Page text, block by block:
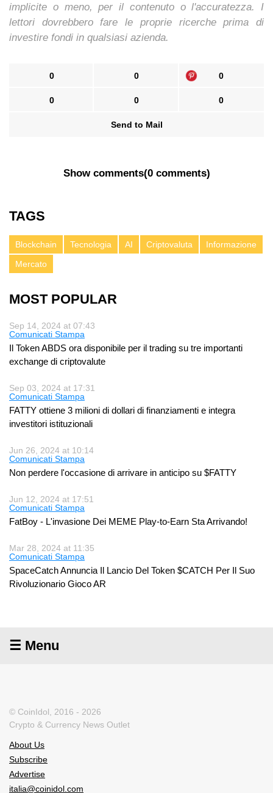
implicite o meno, per il contenuto o l'accuratezza. I
lettori dovrebbero fare le proprie ricerche prima di
investire fondi in qualsiasi azienda.
0 0 0
0 0 0
Send to Mail
Show comments(0 comments)
TAGS
Blockchain Tecnologia AI Criptovaluta
Informazione
Mercato
MOST POPULAR
Sep 14, 2024 at 07:43
Comunicati Stampa
Il Token ABDS ora disponibile per il trading su tre importanti
exchange di criptovalute
Sep 03, 2024 at 17:31
Comunicati Stampa
FATTY ottiene 3 milioni di dollari di finanziamenti e integra
investitori istituzionali
Jun 26, 2024 at 10:14
Comunicati Stampa
Non perdere l'occasione di arrivare in anticipo su $FATTY
Jun 12, 2024 at 17:51
Comunicati Stampa
FatBoy - L'invasione Dei MEME Play-to-Earn Sta Arrivando!
Mar 28, 2024 at 11:35
Comunicati Stampa
SpaceCatch Annuncia Il Lancio Del Token $CATCH Per Il Suo
Rivoluzionario Gioco AR
☰ Menu
© CoinIdol, 2016 - 2026
Crypto & Currency News Outlet
About Us
Subscribe
Advertise
italia@coinidol.com